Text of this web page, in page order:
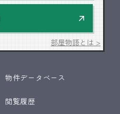
部屋物語とは >
物件データベース
閲覧履歴